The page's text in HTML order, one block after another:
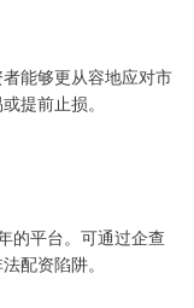
能够更从容地应对市
提前止损。
的平台。可通过企查
配资陷阱。